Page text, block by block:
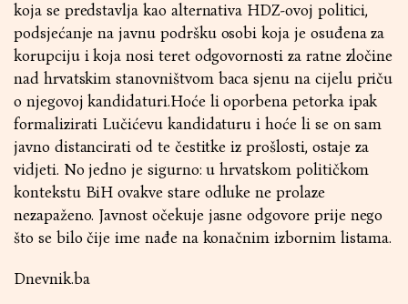
koja se predstavlja kao alternativa HDZ-ovoj politici,
podsjećanje na javnu podršku osobi koja je osuđena za
korupciju i koja nosi teret odgovornosti za ratne zločine
nad hrvatskim stanovništvom baca sjenu na cijelu priču
o njegovoj kandidaturi.Hoće li oporbena petorka ipak
formalizirati Lučićevu kandidaturu i hoće li se on sam
javno distancirati od te čestitke iz prošlosti, ostaje za
vidjeti. No jedno je sigurno: u hrvatskom političkom
kontekstu BiH ovakve stare odluke ne prolaze
nezapaženo. Javnost očekuje jasne odgovore prije nego
što se bilo čije ime nađe na konačnim izbornim listama.
Dnevnik.ba